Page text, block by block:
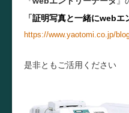
「証明写真と一緒にwebエ
https://www.yaotomi.co.jp/
是非ともご活用ください